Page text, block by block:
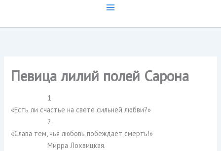
Певица лилий полей Сарона
1.
«Есть ли счастье на свете сильней любви?»
2.
«Слава тем, чья любовь побеждает смерть!»
Мирра Лохвицкая.